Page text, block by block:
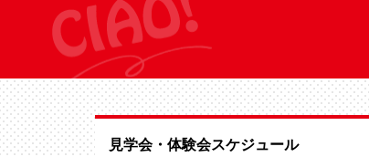
見学会・体験会スケジュール